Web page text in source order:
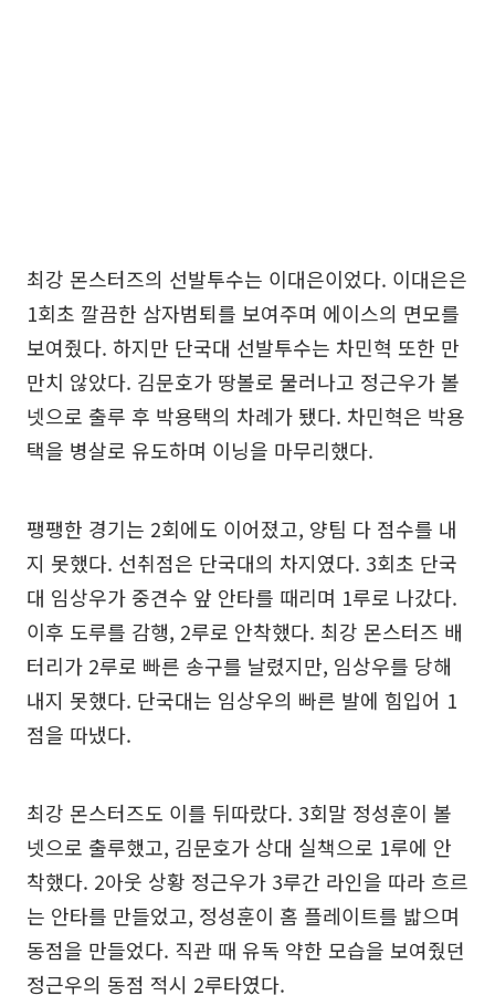
최강 몬스터즈의 선발투수는 이대은이었다. 이대은은
1회초 깔끔한 삼자범퇴를 보여주며 에이스의 면모를
보여줬다. 하지만 단국대 선발투수는 차민혁 또한 만
만치 않았다. 김문호가 땅볼로 물러나고 정근우가 볼
넷으로 출루 후 박용택의 차례가 됐다. 차민혁은 박용
택을 병살로 유도하며 이닝을 마무리했다.
팽팽한 경기는 2회에도 이어졌고, 양팀 다 점수를 내
지 못했다. 선취점은 단국대의 차지였다. 3회초 단국
대 임상우가 중견수 앞 안타를 때리며 1루로 나갔다.
이후 도루를 감행, 2루로 안착했다. 최강 몬스터즈 배
터리가 2루로 빠른 송구를 날렸지만, 임상우를 당해
내지 못했다. 단국대는 임상우의 빠른 발에 힘입어 1
점을 따냈다.
최강 몬스터즈도 이를 뒤따랐다. 3회말 정성훈이 볼
넷으로 출루했고, 김문호가 상대 실책으로 1루에 안
착했다. 2아웃 상황 정근우가 3루간 라인을 따라 흐르
는 안타를 만들었고, 정성훈이 홈 플레이트를 밟으며
동점을 만들었다. 직관 때 유독 약한 모습을 보여줬던
정근우의 동점 적시 2루타였다.